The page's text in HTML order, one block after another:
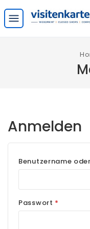
to
content
Anmelden
Benutzername
Passwort *